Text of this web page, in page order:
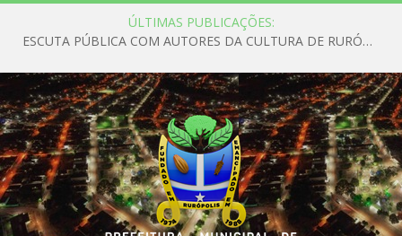
ÚLTIMAS PUBLICAÇÕES:
ESCUTA PÚBLICA COM AUTORES DA CULTURA DE RURÓPOLIS